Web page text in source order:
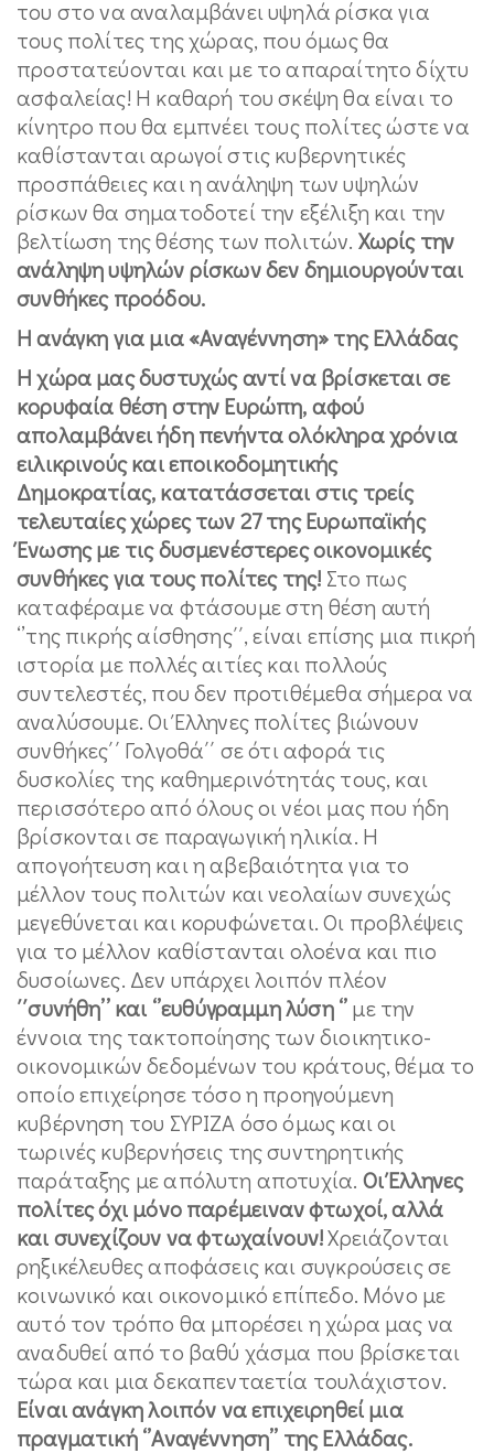
του στο να αναλαμβάνει υψηλά ρίσκα για
τους πολίτες της χώρας, που όμως θα
προστατεύονται και με το απαραίτητο δίχτυ
ασφαλείας! Η καθαρή του σκέψη θα είναι το
κίνητρο που θα εμπνέει τους πολίτες ώστε να
καθίστανται αρωγοί στις κυβερνητικές
προσπάθειες και η ανάληψη των υψηλών
ρίσκων θα σηματοδοτεί την εξέλιξη και την
βελτίωση της θέσης των πολιτών. Χωρίς την
ανάληψη υψηλών ρίσκων δεν δημιουργούνται
συνθήκες προόδου.
Η ανάγκη για μια «Αναγέννηση» της Ελλάδας
Η χώρα μας δυστυχώς αντί να βρίσκεται σε
κορυφαία θέση στην Ευρώπη, αφού
απολαμβάνει ήδη πενήντα ολόκληρα χρόνια
ειλικρινούς και εποικοδομητικής
Δημοκρατίας, κατατάσσεται στις τρείς
τελευταίες χώρες των 27 της Ευρωπαϊκής
Ένωσης με τις δυσμενέστερες οικονομικές
συνθήκες για τους πολίτες της! Στο πως
καταφέραμε να φτάσουμε στη θέση αυτή
‘’της πικρής αίσθησης΄΄, είναι επίσης μια πικρή
ιστορία με πολλές αιτίες και πολλούς
συντελεστές, που δεν προτιθέμεθα σήμερα να
αναλύσουμε. Οι Έλληνες πολίτες βιώνουν
συνθήκες΄΄ Γολγοθά΄΄ σε ότι αφορά τις
δυσκολίες της καθημερινότητάς τους, και
περισσότερο από όλους οι νέοι μας που ήδη
βρίσκονται σε παραγωγική ηλικία. Η
απογοήτευση και η αβεβαιότητα για το
μέλλον τους πολιτών και νεολαίων συνεχώς
μεγεθύνεται και κορυφώνεται. Οι προβλέψεις
για το μέλλον καθίστανται ολοένα και πιο
δυσοίωνες. Δεν υπάρχει λοιπόν πλέον
΄΄συνήθη’’ και ‘’ευθύγραμμη λύση ‘’με την
έννοια της τακτοποίησης των διοικητικο-
οικονομικών δεδομένων του κράτους, θέμα το
οποίο επιχείρησε τόσο η προηγούμενη
κυβέρνηση του ΣΥΡΙΖΑ όσο όμως και οι
τωρινές κυβερνήσεις της συντηρητικής
παράταξης με απόλυτη αποτυχία. Οι Έλληνες
πολίτες όχι μόνο παρέμειναν φτωχοί, αλλά
και συνεχίζουν να φτωχαίνουν!Χρειάζονται
ρηξικέλευθες αποφάσεις και συγκρούσεις σε
κοινωνικό και οικονομικό επίπεδο. Μόνο με
αυτό τον τρόπο θα μπορέσει η χώρα μας να
αναδυθεί από το βαθύ χάσμα που βρίσκεται
τώρα και μια δεκαπενταετία τουλάχιστον.
Είναι ανάγκη λοιπόν να επιχειρηθεί μια
πραγματική ‘’Αναγέννηση’’ της Ελλάδας.